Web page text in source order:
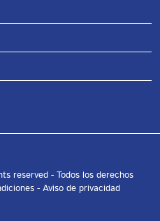
reserved - Todos los derechos
- Aviso de privacidad